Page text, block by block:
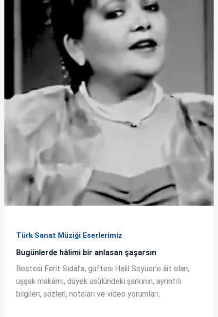
Türk Sanat Müziği Eserlerimiz
Bugünlerde hâlimi bir anlasan şaşarsın
Bestesi Ferit Sıdal’a, güftesi Halil Soyuer’e âit olan,
uşşak makâmı, düyek usûlündeki şarkının; ayrıntılı
bilgileri, sözleri, notaları ve video yorumları.